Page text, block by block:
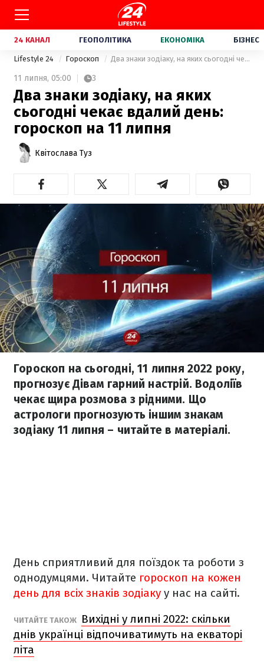
24 КАНАЛ ГЕОПОЛІТИКА ЕКОНОМІКА БІЗНЕС
Lifestyle 24 Гороскоп Два знаки зодіаку, на яких сьогодні чекає вдалий день: гороскоп на 11 липня
11 липня, 05:00 3
Два знаки зодіаку, на яких
сьогодні чекає вдалий день:
гороскоп на 11 липня
Квітослава Туз
Гороскоп на сьогодні, 11 липня 2022 року,
прогнозує Дівам гарний настрій. Водоліїв
чекає щира розмова з рідними. Що
астрологи прогнозують іншим знакам
зодіаку 11 липня – читайте в матеріалі.
День сприятливий для поїздок та роботи з
однодумцями. Читайте гороскоп на кожен
день для всіх знаків зодіаку у нас на сайті.
ЧИТАЙТЕ ТАКОЖ
Вихідні у липні 2022: скільки
днів українці відпочиватимуть на екваторі
літа